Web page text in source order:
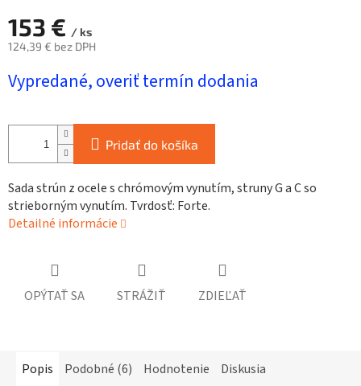
153 € / ks
124,39 € bez DPH
cena:
Vypredané, overiť termín dodania
Pridať do košíka
Sada strún z ocele s chrómovým vynutím, struny G a C so
strieborným vynutím. Tvrdosť: Forte.
Detailné informácie
OPÝTAŤ SA STRÁŽIŤ ZDIEĽAŤ
Popis Podobné (6) Hodnotenie Diskusia